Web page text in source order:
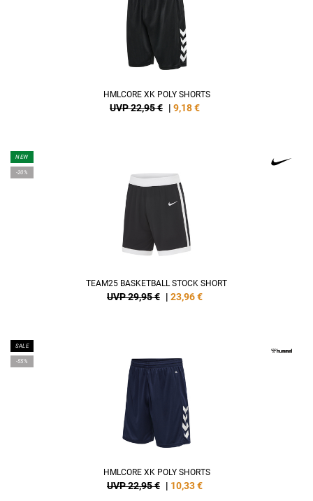
HMLCORE XK POLY SHORTS
UVP 22,95 € | 9,18€
NEW
-20%
TEAM25 BASKETBALL STOCK SHORT
UVP 29,95 € | 23,96€
SALE
-55%
HMLCORE XK POLY SHORTS
UVP 22,95 € | 10,33€